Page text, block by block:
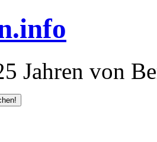
Jahren von